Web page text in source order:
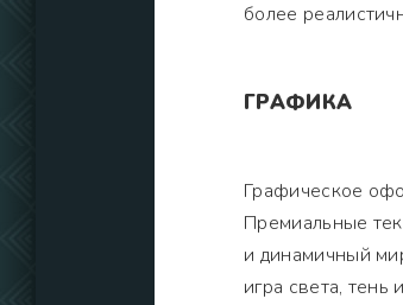
более
ГРАФИКА
Графическое
Премиальные
и динамичный
игра света,